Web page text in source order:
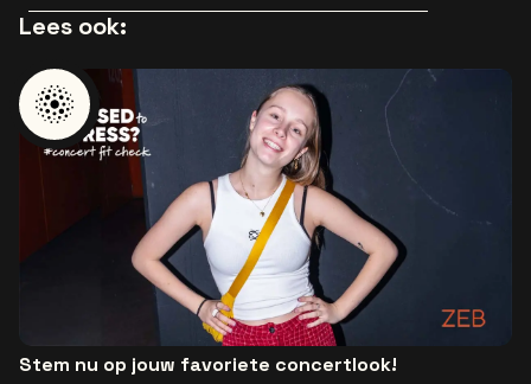
bekend
Lees ook:
Stem nu op jouw favoriete concertlook!